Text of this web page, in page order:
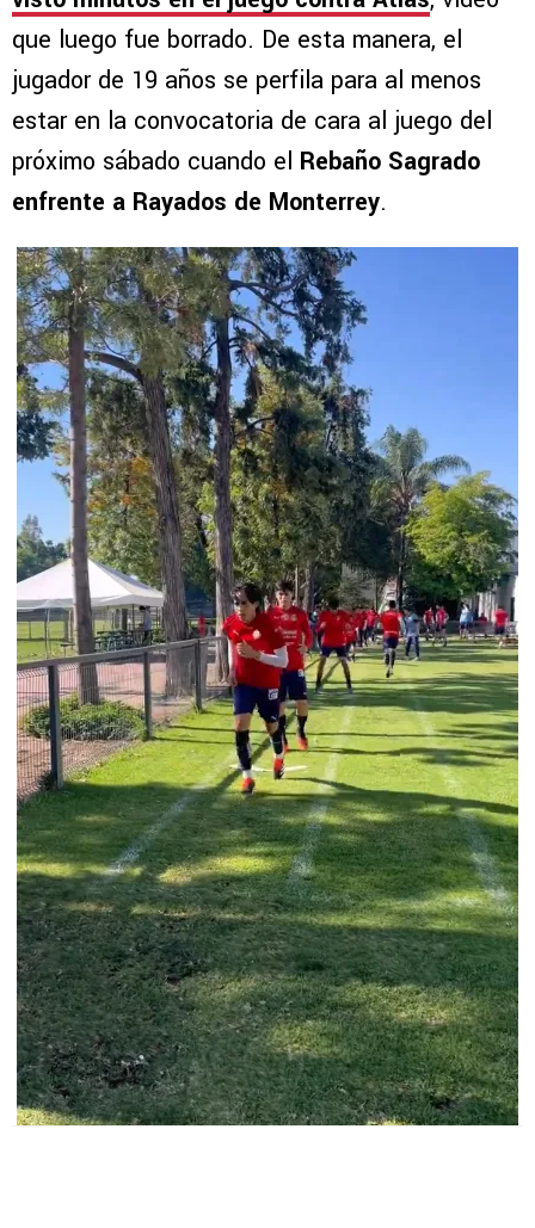
que luego fue borrado. De esta manera, el
jugador de 19 años se perfila para al menos
estar en la convocatoria de cara al juego del
próximo sábado cuando el Rebaño Sagrado
enfrente a Rayados de Monterrey.